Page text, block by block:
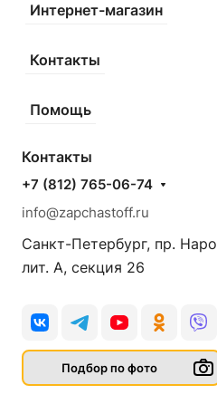
Интернет-магазин
Контакты
Помощь
Контакты
+7 (812) 765-06-74
info@zapchastoff.ru
Санкт-Петербург, пр.
лит. А, секция 26
Подбор по фото